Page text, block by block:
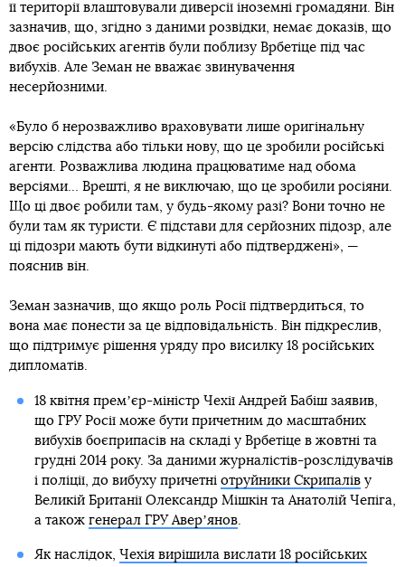
її території влаштовували диверсії іноземні громадяни. Він
зазначив, що, згідно з даними розвідки, немає доказів, що
двоє російських агентів були поблизу Врбетіце під час
вибухів. Але Земан не вважає звинувачення
несерйозними.
«Було б нерозважливо враховувати лише оригінальну
версію слідства або тільки нову, що це зробили російські
агенти. Розважлива людина працюватиме над обома
версіями… Врешті, я не виключаю, що це зробили росіяни.
Що ці двоє робили там, у будь-якому разі? Вони точно не
були там як туристи. Є підстави для серйозних підозр, але
ці підозри мають бути відкинуті або підтверджені», —
пояснив він.
Земан зазначив, що якщо роль Росії підтвердиться, то
вона має понести за це відповідальність. Він підкреслив,
що підтримує рішення уряду про висилку 18 російських
дипломатів.
18 квітня премʼєр-міністр Чехії Андрей Бабіш заявив,
що ГРУ Росії може бути причетним до масштабних
вибухів боєприпасів на складі у Врбетіце в жовтні та
грудні 2014 року. За даними журналістів-розслідувачів
і поліції, до вибуху причетні отруйники Скрипаліву
Великій Британії Олександр Мішкін та Анатолій Чепіга,
а також генерал ГРУ Аверʼянов.
Як наслідок, Чехія вирішила вислати 18 російських